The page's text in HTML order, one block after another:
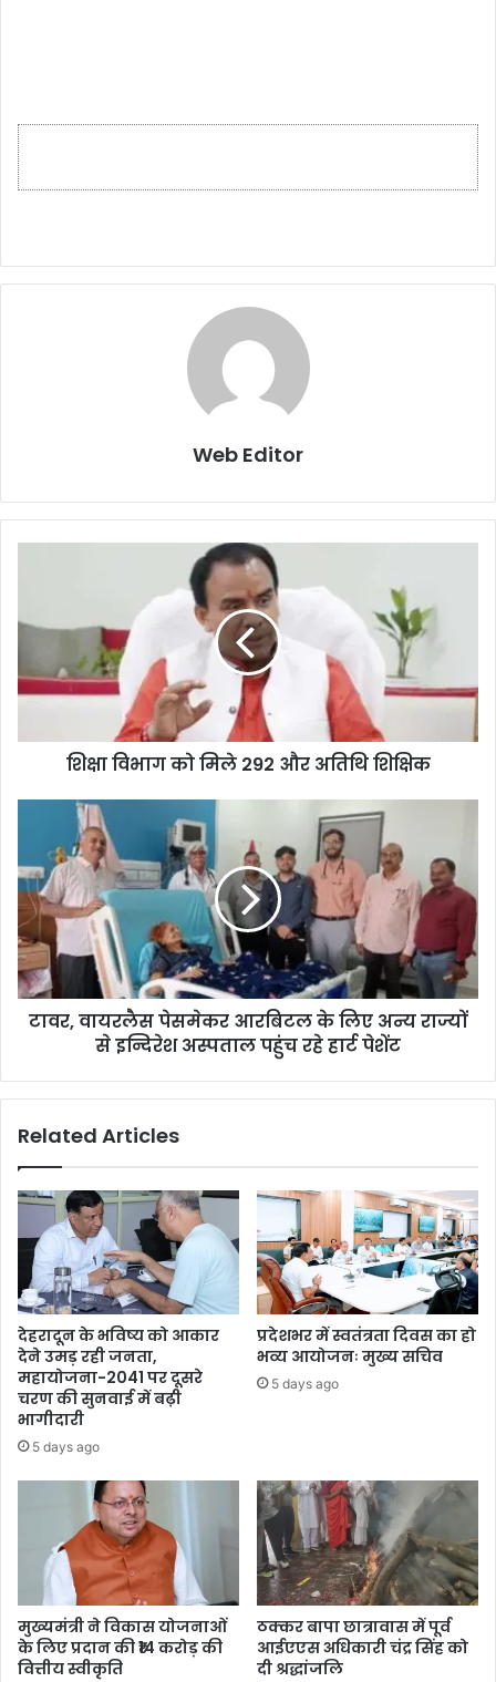
Web Editor
शिक्षा विभाग को मिले 292 और अतिथि शिक्षिक
टावर, वायरलैस पेसमेकर आरबिटल के लिए अन्य राज्यों
से इन्दिरेश अस्पताल पहुंच रहे हार्ट पेशेंट
Related Articles
देहरादून के भविष्य को आकार
देने उमड़ रही जनता,
महायोजना-2041 पर दूसरे
चरण की सुनवाई में बढ़ी
भागीदारी
5 days ago
प्रदेशभर में स्वतंत्रता दिवस का हो
भव्य आयोजनः मुख्य सचिव
5 days ago
मुख्यमंत्री ने विकास योजनाओं
के लिए प्रदान की ₹14 करोड़ की
वित्तीय स्वीकृति
ठक्कर बापा छात्रावास में पूर्व
आईएएस अधिकारी चंद्र सिंह को
दी श्रद्धांजलि